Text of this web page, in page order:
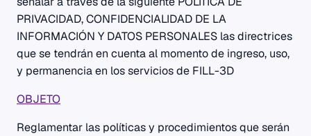
PRIVACIDAD, CONFIDENCIALIDAD DE LA
INFORMACIÓN Y DATOS PERSONALES las directrices
que se tendrán en cuenta al momento de ingreso, uso,
y permanencia en los servicios de FILL-3D
OBJETO
Reglamentar las políticas y procedimientos que serán